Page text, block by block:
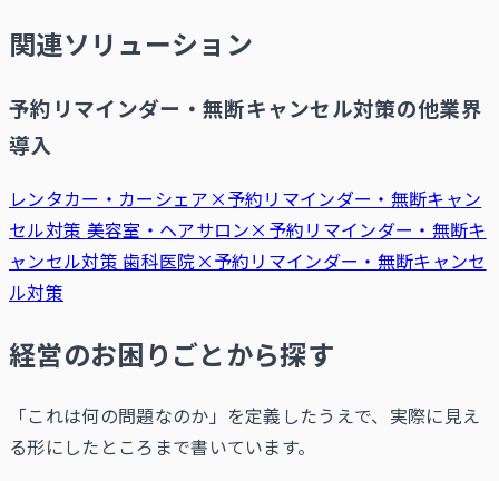
関連ソリューション
予約リマインダー・無断キャンセル対策の他業界
導入
レンタカー・カーシェア×予約リマインダー・無断キャン
セル対策 美容室・ヘアサロン×予約リマインダー・無断キ
ャンセル対策歯科医院×予約リマインダー・無断キャンセ
ル対策
経営のお困りごとから探す
「これは何の問題なのか」を定義したうえで、実際に見え
る形にしたところまで書いています。